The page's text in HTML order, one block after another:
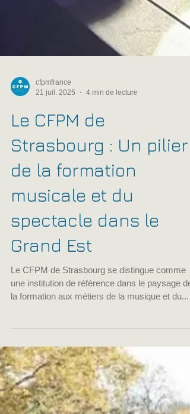
21 juil. 2025
4 min de lecture
Le CFPM de
Strasbourg : Un pilier
de la formation
musicale et du
spectacle dans le
Le CFPM de Strasbourg se distingue comme
une institution de référence dans le paysage de
la formation aux métiers de la musique et du...